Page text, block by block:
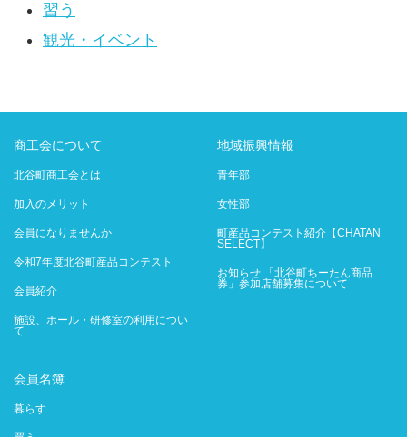
習う
観光・イベント
商工会について
北谷町商工会とは
加入のメリット
会員になりませんか
令和7年度北谷町産品コンテスト
会員紹介
施設、ホール・研修室の利用につい
て
地域振興情報
青年部
女性部
町産品コンテスト紹介【CHATAN
SELECT】
お知らせ 「北谷町ちーたん商品
券」参加店舗募集について
会員名簿
暮らす